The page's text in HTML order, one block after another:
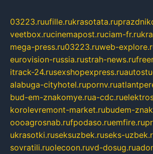
03223.ruufille.rukrasotata.ru
veetbox.rucinemapost.ruciam-fr.ru
mega-press.ru03223.ruweb-
eurovision-russia.rustrah-news.ru
itrack-24.rusexshopexpress.ru
alabuga-cityhotel.rupornv.ru
bud-em-znakomye.rua-cdc.ru
korolevremont-market.rubudem-
oooagrosnab.rufpodaso.ruemfire.ru
ukrasotki.ruseksuzbek.ruseks-
sovratili.ruolecoon.ruvd-dosug.ru